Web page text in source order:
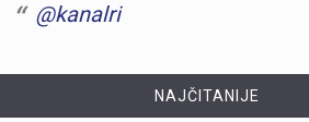
@kanalri
NAJČITANIJE